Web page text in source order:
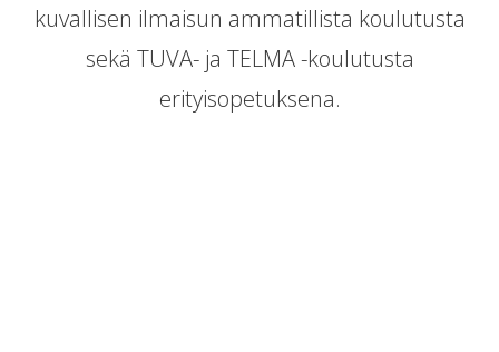
kuvallisen ilmaisun ammatillista koulutusta
sekä TUVA- ja TELMA -koulutusta
erityisopetuksena.